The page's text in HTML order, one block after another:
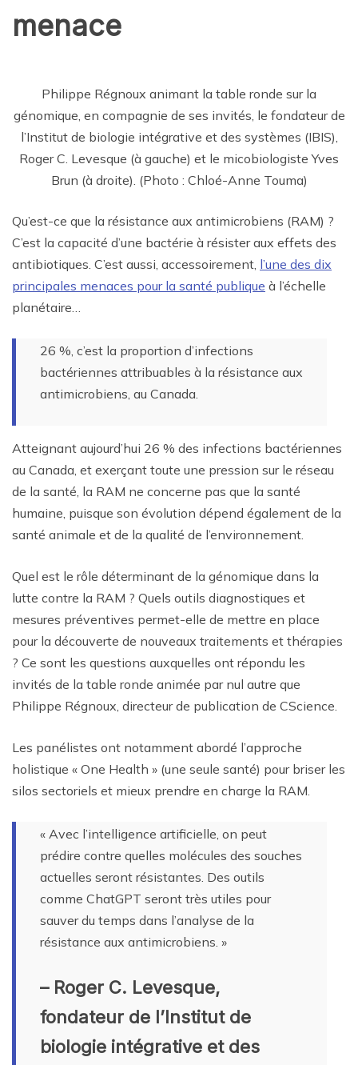
menace
Philippe Régnoux animant la table ronde sur la
génomique, en compagnie de ses invités, le fondateur de
l’Institut de biologie intégrative et des systèmes (IBIS),
Roger C. Levesque (à gauche) et le micobiologiste Yves
Brun (à droite). (Photo : Chloé-Anne Touma)
Qu’est-ce que la résistance aux antimicrobiens (RAM) ?
C’est la capacité d’une bactérie à résister aux effets des
antibiotiques. C’est aussi, accessoirement, l’une des dix
principales menaces pour la santé publique à l’échelle
planétaire…
26 %, c’est la proportion d’infections
bactériennes attribuables à la résistance aux
antimicrobiens, au Canada.
Atteignant aujourd’hui 26 % des infections bactériennes
au Canada, et exerçant toute une pression sur le réseau
de la santé, la RAM ne concerne pas que la santé
humaine, puisque son évolution dépend également de la
santé animale et de la qualité de l’environnement.
Quel est le rôle déterminant de la génomique dans la
lutte contre la RAM ? Quels outils diagnostiques et
mesures préventives permet-elle de mettre en place
pour la découverte de nouveaux traitements et thérapies
? Ce sont les questions auxquelles ont répondu les
invités de la table ronde animée par nul autre que
Philippe Régnoux, directeur de publication de CScience.
Les panélistes ont notamment abordé l’approche
holistique « One Health » (une seule santé) pour briser les
silos sectoriels et mieux prendre en charge la RAM.
« Avec l’intelligence artificielle, on peut
prédire contre quelles molécules des souches
actuelles seront résistantes. Des outils
comme ChatGPT seront très utiles pour
sauver du temps dans l’analyse de la
résistance aux antimicrobiens. »
– Roger C. Levesque,
fondateur de l’Institut de
biologie intégrative et des